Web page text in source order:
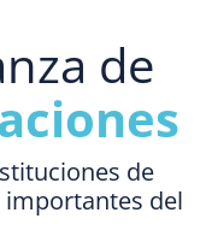
de
de
del